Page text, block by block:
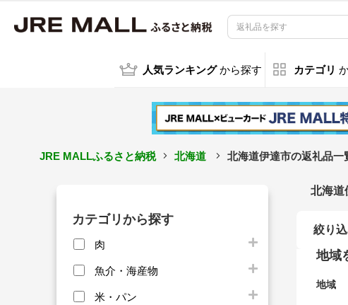
人気ランキング から探す カテゴリ
JRE MALLふるさと納税 北海道 北海道伊達市の返礼品一
カテゴリから探す
肉
魚介・海産物
米・パン
北海道
絞り
地域
地域